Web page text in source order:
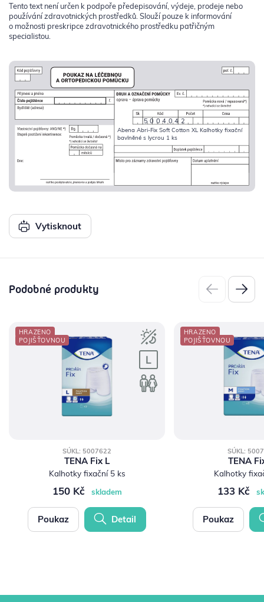
Tento text není určen k podpoře předepisování, výdeje, prodeje nebo
používání zdravotnických prostředků. Slouží pouze k informování
o možnosti preskripce zdravotnického prostředku patřičným
specialistou.
5004042
Abena Abri-Fix Soft Cotton XL Kalhotky fixační
bavlněné s lycrou 1 ks
Vytisknout
Podobné produkty
HRAZENO
POJIŠŤOVNOU
SÚKL: 5007622
TENA Fix L
Kalhotky fixační 5 ks
150 Kč skladem
Poukaz Detail
HRAZENO
POJIŠŤOVNOU
SÚKL:
TENA
Kalhotky
133 Kč
Poukaz